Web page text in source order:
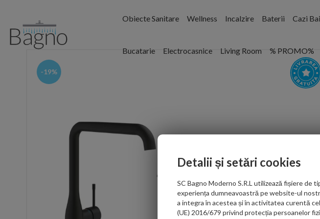
Obiecte Sanitare Wellness Incalzire Baterii Cazi
Bucatarie Electrocasnice Living Room % PROMO%
-19%
Detalii și setări cookies
SC Bagno Moderno S.R.L utilizează fișiere de
experiența dumneavoastră pe website-ul
a integra în acestea și în activitatea curentă
(UE) 2016/679 privind protecția persoanelor